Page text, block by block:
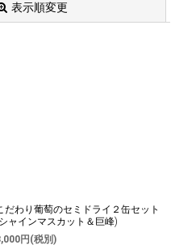
表示順変更
だわり葡萄のセミドライ２缶セット
ャインマスカット＆巨峰)
円 (税別)